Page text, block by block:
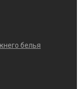
белья